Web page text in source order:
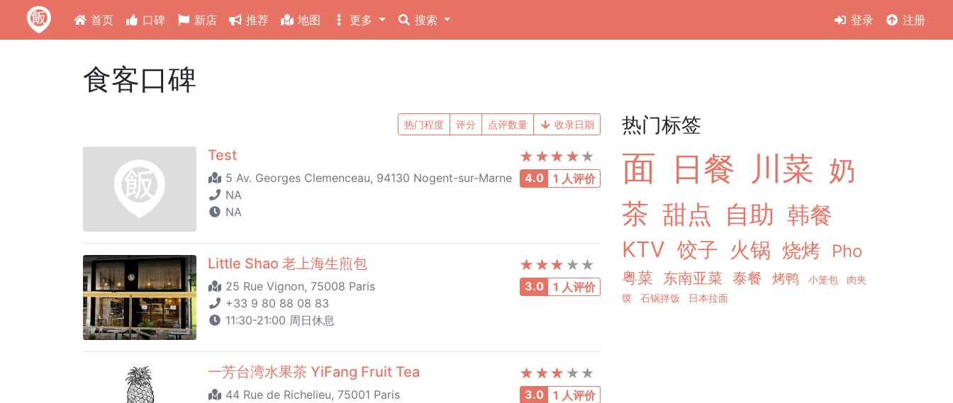
首页 口碑 新店 推荐 地图 更多 搜索 登录 注册
食客口碑
热门程度 评分 点评数量 收录日期
4.0 1 人评价
Test
5 Av. Georges Clemenceau, 94130 Nogent-sur-Marne
NA
NA
3.0 1 人评价
Little Shao 老上海生煎包
25 Rue Vignon, 75008 Paris
+33 9 80 88 08 83
11:30-21:00 周日休息
3.0 1 人评价
一芳台湾水果茶 YiFang Fruit Tea
44 Rue de Richelieu, 75001 Paris
热门标签
面 日餐 川菜 奶
茶 甜点 自助 韩餐
KTV 饺子 火锅 烧烤 Pho
粤菜 东南亚菜 泰餐 烤鸭 小笼包
肉夹
馍
石锅拌饭 日本拉面